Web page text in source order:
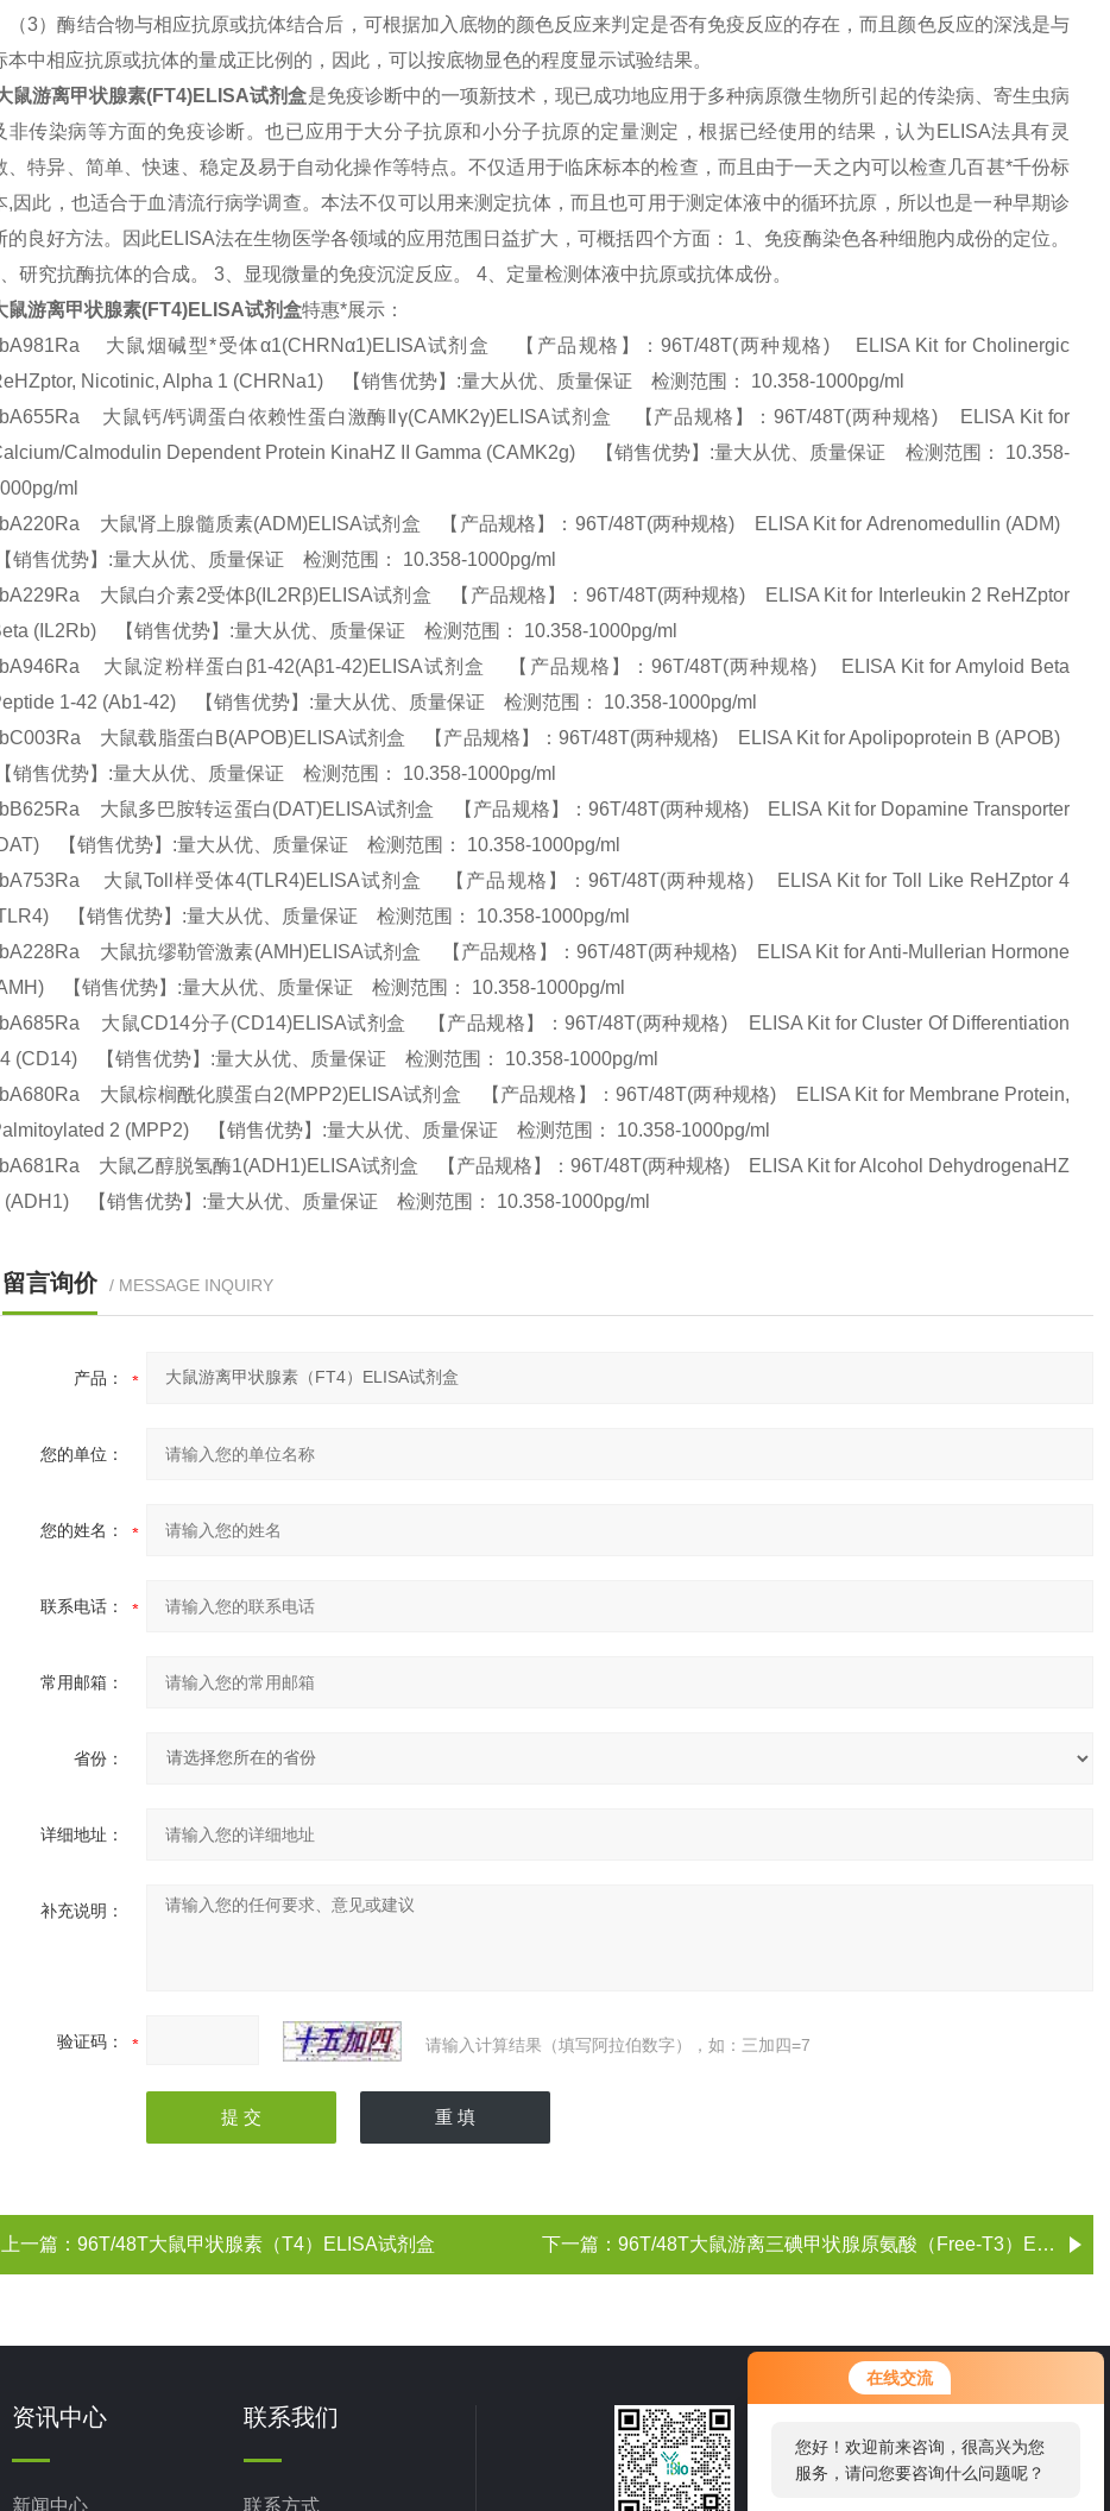
在线交流
您好！欢迎前来咨询，很高兴为您
服务，请问您要咨询什么问题呢？
（3）酶结合物与相应抗原或抗体结合后，可根据加入底物的颜色反应来判定是否有免疫反应的存在，而且颜色反应的深浅是与
本中相应抗原或抗体的量成正比例的，因此，可以按底物显色的程度显示试验结果。
鼠游离甲状腺素(FT4)ELISA试剂盒是免疫诊断中的一项新技术，现已成功地应用于多种病原微生物所引起的传染病、寄生虫病
非传染病等方面的免疫诊断。也已应用于大分子抗原和小分子抗原的定量测定，根据已经使用的结果，认为ELISA法具有灵
、特异、简单、快速、稳定及易于自动化操作等特点。不仅适用于临床标本的检查，而且由于一天之内可以检查几百甚*千份标
,因此，也适合于血清流行病学调查。本法不仅可以用来测定抗体，而且也可用于测定体液中的循环抗原，所以也是一种早期诊
的良好方法。因此ELISA法在生物医学各领域的应用范围日益扩大，可概括四个方面： 1、免疫酶染色各种细胞内成份的定位。
研究抗酶抗体的合成。 3、显现微量的免疫沉淀反应。 4、定量检测体液中抗原或抗体成份。
鼠游离甲状腺素(FT4)ELISA试剂盒特惠*展示：
大鼠烟碱型*受体α1(CHRNα1)ELISA试剂盒 【产品规格】：96T/48T(两种规格) ELISA Kit for Cholinergic
Nicotinic, Alpha 1 (CHRNa1) 【销售优势】:量大从优、质量保证 检测范围： 10.358-1000pg/ml
大鼠钙/钙调蛋白依赖性蛋白激酶Ⅱγ(CAMK2γ)ELISA试剂盒 【产品规格】：96T/48T(两种规格) ELISA Kit for
Calmodulin Dependent Protein KinaHZ II Gamma (CAMK2g) 【销售优势】:量大从优、质量保证 检测范围： 10.358-
ml
大鼠肾上腺髓质素(ADM)ELISA试剂盒 【产品规格】：96T/48T(两种规格) ELISA Kit for Adrenomedullin (ADM)
【销售优势】:量大从优、质量保证 检测范围： 10.358-1000pg/ml
大鼠白介素2受体β(IL2Rβ)ELISA试剂盒 【产品规格】：96T/48T(两种规格) ELISA Kit for Interleukin 2 ReHZptor
(IL2Rb) 【销售优势】:量大从优、质量保证 检测范围： 10.358-1000pg/ml
大鼠淀粉样蛋白β1-42(Aβ1-42)ELISA试剂盒 【产品规格】：96T/48T(两种规格) ELISA Kit for Amyloid Beta
1-42 (Ab1-42) 【销售优势】:量大从优、质量保证 检测范围： 10.358-1000pg/ml
大鼠载脂蛋白B(APOB)ELISA试剂盒 【产品规格】：96T/48T(两种规格) ELISA Kit for Apolipoprotein B (APOB)
【销售优势】:量大从优、质量保证 检测范围： 10.358-1000pg/ml
大鼠多巴胺转运蛋白(DAT)ELISA试剂盒 【产品规格】：96T/48T(两种规格) ELISA Kit for Dopamine Transporter
【销售优势】:量大从优、质量保证 检测范围： 10.358-1000pg/ml
大鼠Toll样受体4(TLR4)ELISA试剂盒 【产品规格】：96T/48T(两种规格) ELISA Kit for Toll Like ReHZptor 4
【销售优势】:量大从优、质量保证 检测范围： 10.358-1000pg/ml
大鼠抗缪勒管激素(AMH)ELISA试剂盒 【产品规格】：96T/48T(两种规格) ELISA Kit for Anti-Mullerian Hormone
【销售优势】:量大从优、质量保证 检测范围： 10.358-1000pg/ml
大鼠CD14分子(CD14)ELISA试剂盒 【产品规格】：96T/48T(两种规格) ELISA Kit for Cluster Of Differentiation
(CD14) 【销售优势】:量大从优、质量保证 检测范围： 10.358-1000pg/ml
大鼠棕榈酰化膜蛋白2(MPP2)ELISA试剂盒 【产品规格】：96T/48T(两种规格) ELISA Kit for Membrane Protein,
2 (MPP2) 【销售优势】:量大从优、质量保证 检测范围： 10.358-1000pg/ml
大鼠乙醇脱氢酶1(ADH1)ELISA试剂盒 【产品规格】：96T/48T(两种规格) ELISA Kit for Alcohol DehydrogenaHZ
(ADH1) 【销售优势】:量大从优、质量保证 检测范围： 10.358-1000pg/ml
留言询价 / MESSAGE INQUIRY
产品：
您的单位：
您的姓名：
联系电话：
常用邮箱：
省份：
详细地址：
补充说明：
验证码： 请输入计算结果（填写阿拉伯数字），如：三加四=7
上一篇： 96T/48T大鼠甲状腺素（T4）ELISA试剂盒 下一篇： 96T/48T大鼠游离三碘甲状腺原氨酸（Free-T3）ELISA试剂盒
资讯中心
新闻中心
联系我们
联系方式
021-60514606
邮箱：sale1@shybsw.net